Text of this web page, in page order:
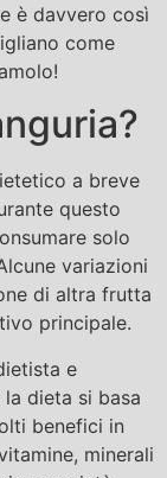
è davvero così
come
a breve
questo
solo
variazioni
di altra frutta
principale.
e
dieta si basa
benefici in
minerali